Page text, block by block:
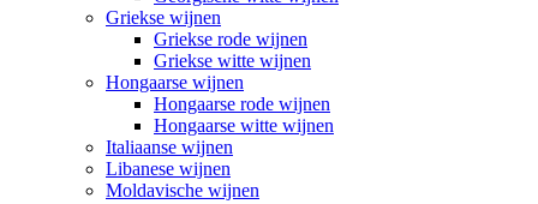
Griekse wijnen
Griekse rode wijnen
Griekse witte wijnen
Hongaarse wijnen
Hongaarse rode wijnen
Hongaarse witte wijnen
Italiaanse wijnen
Libanese wijnen
Moldavische wijnen